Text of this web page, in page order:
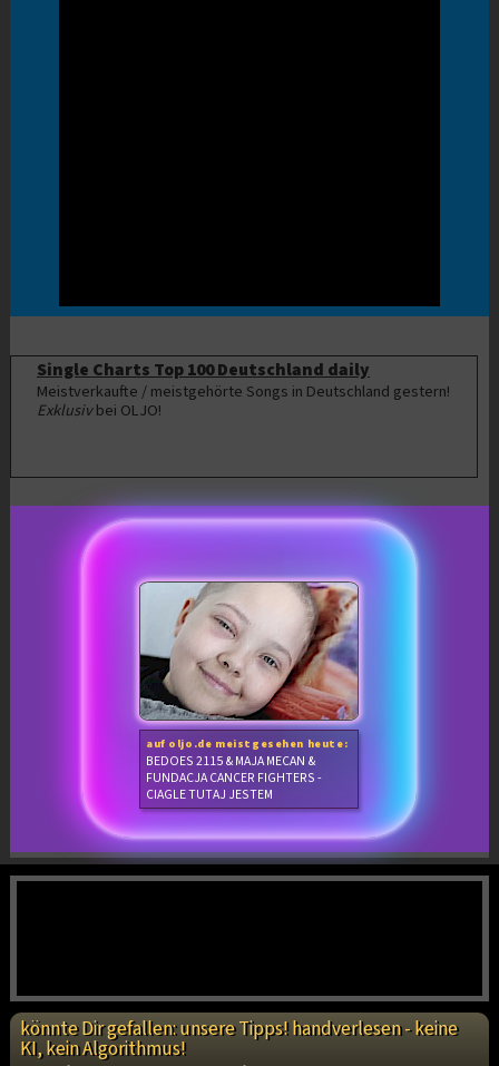
Single Charts Top 100 Deutschland daily
Meistverkaufte / meistgehörte Songs in Deutschland gestern!
Exklusivbei OLJO!
auf oljo.de meistgesehen heute:
BEDOES 2115 & MAJA MECAN &
FUNDACJA CANCER FIGHTERS -
CIAGLE TUTAJ JESTEM
könnte Dir gefallen: unsere Tipps! handverlesen - keine
KI, kein Algorithmus!